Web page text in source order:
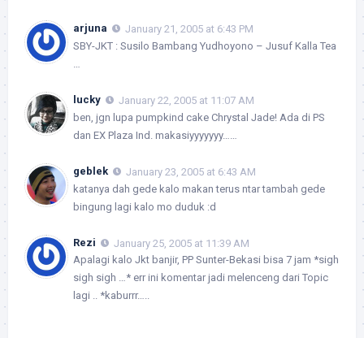
arjuna
January 21, 2005 at 6:43 PM
SBY-JKT : Susilo Bambang Yudhoyono – Jusuf Kalla Tea
…
lucky
January 22, 2005 at 11:07 AM
ben, jgn lupa pumpkind cake Chrystal Jade! Ada di PS
dan EX Plaza Ind. makasiyyyyyyy……
geblek
January 23, 2005 at 6:43 AM
katanya dah gede kalo makan terus ntar tambah gede
bingung lagi kalo mo duduk :d
Rezi
January 25, 2005 at 11:39 AM
Apalagi kalo Jkt banjir, PP Sunter-Bekasi bisa 7 jam *sigh
sigh sigh …* err ini komentar jadi melenceng dari Topic
lagi .. *kaburrr…..